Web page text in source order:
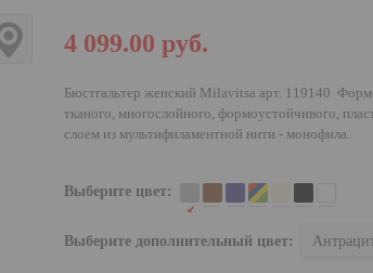
4 099.00 руб.
Бюстгальтер женский Milavitsa арт. 119140
тканого, многослойного, формоустойчивого,
слоем из мультифиламентной нити - монофила.
Выберите цвет:
Выберите дополнительный цвет: